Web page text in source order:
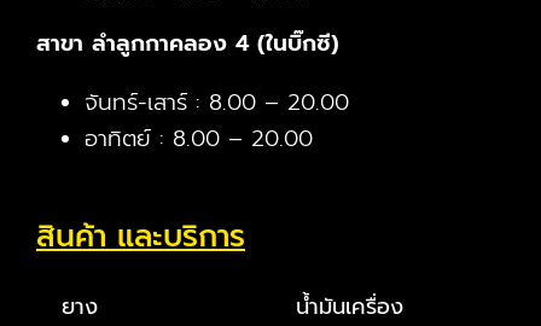
สาขา ลำลูกกาคลอง 4 (ในบิ๊กซี)
จันทร์-เสาร์ : 8.00 – 20.00
อาทิตย์ : 8.00 – 20.00
สินค้า และบริการ
ยาง
น้ำมันเครื่อง